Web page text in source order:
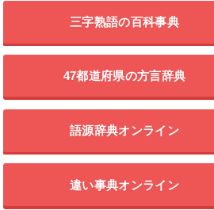
三字熟語の百科事典
47都道府県の方言辞典
語源辞典オンライン
違い事典オンライン